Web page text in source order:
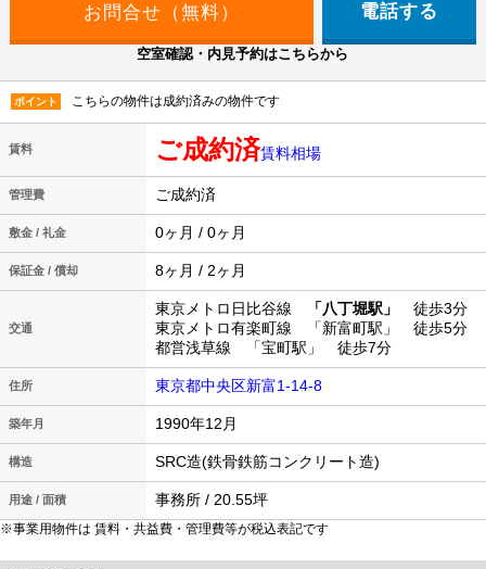
電話する
空室確認・内見予約はこちらから
ポイント こちらの物件は成約済みの物件です
賃料 ご成約済賃料相場
管理費 ご成約済
敷金 / 礼金 0ヶ月 / 0ヶ月
保証金 / 償却 8ヶ月 / 2ヶ月
交通
東京メトロ日比谷線 「八丁堀駅」
徒歩3分
東京メトロ有楽町線 「新富町駅」 徒歩5分
都営浅草線 「宝町駅」 徒歩7分
住所 東京都中央区新富1-14-8
築年月 1990年12月
構造 SRC造(鉄骨鉄筋コンクリート造)
用途 / 面積 事務所 / 20.55坪
※事業用物件は 賃料・共益費・管理費等が税込表記です